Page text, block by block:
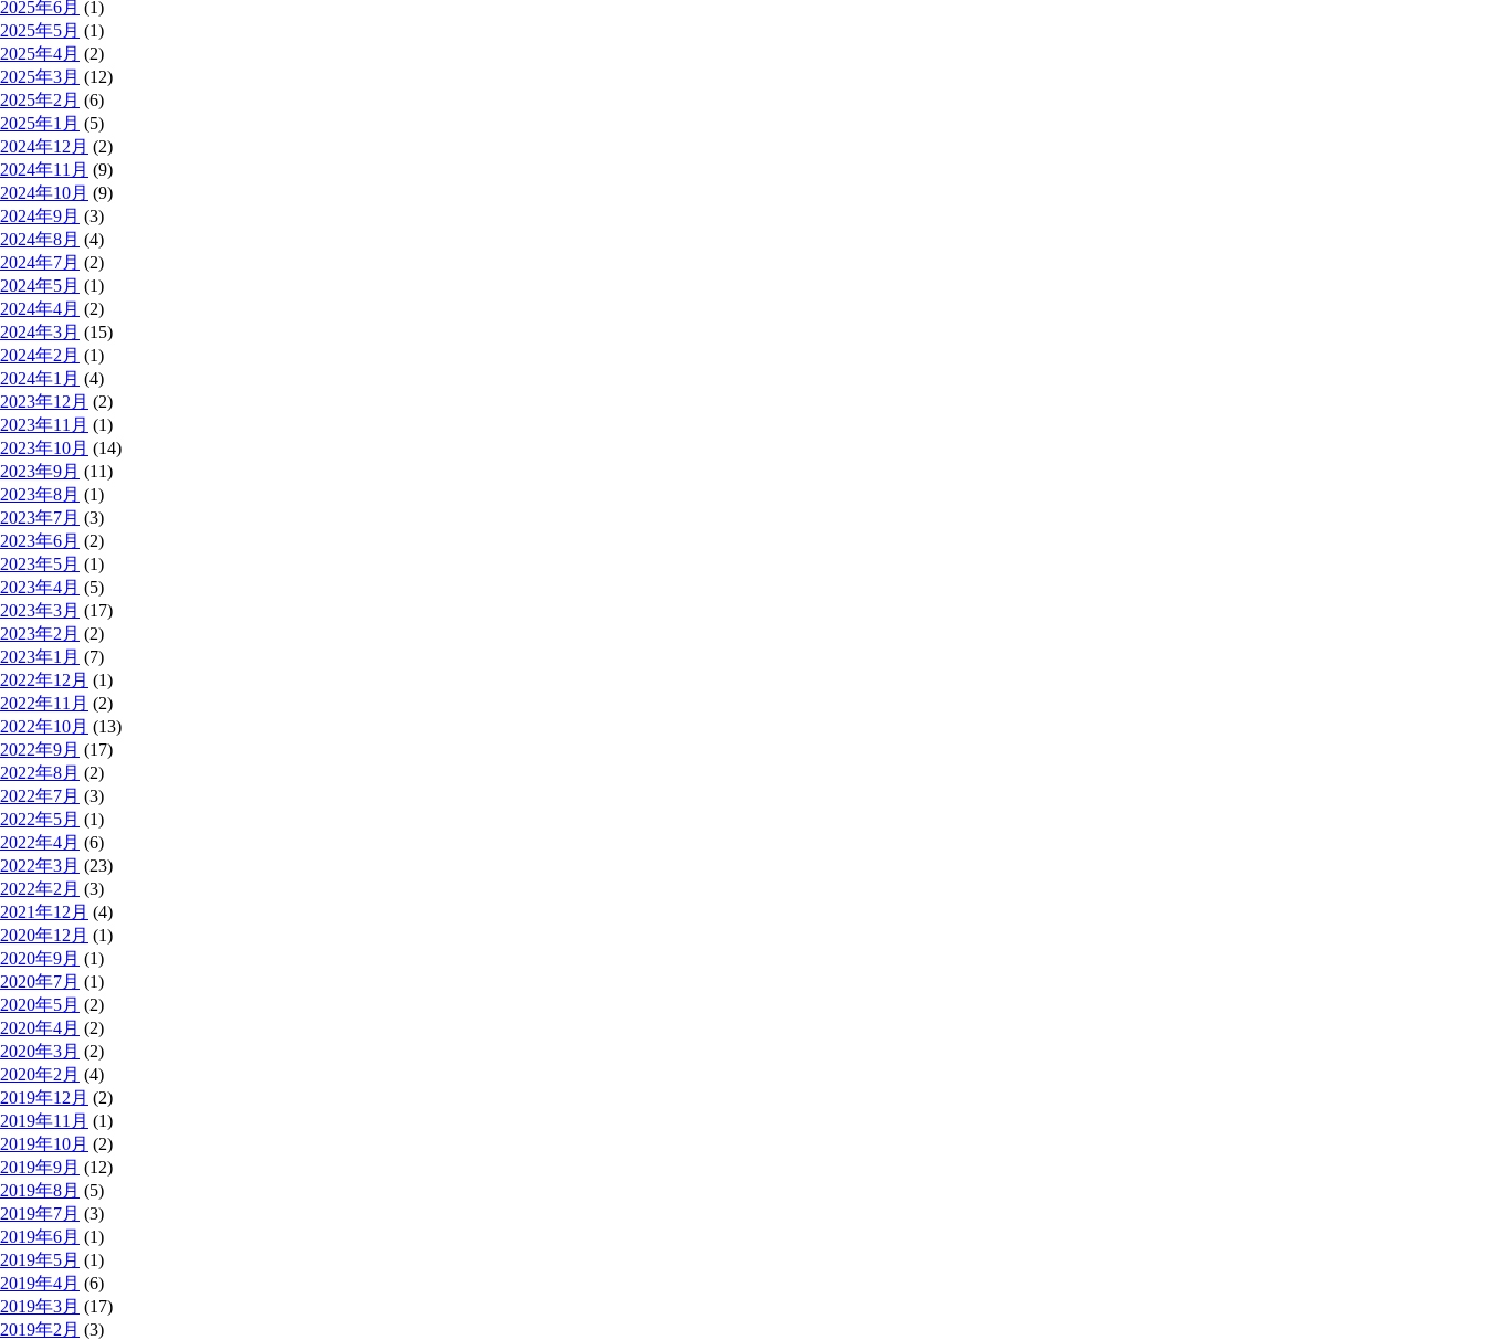
2025年6月 (1)
2025年5月 (1)
2025年4月 (2)
2025年3月 (12)
2025年2月 (6)
2025年1月 (5)
2024年12月 (2)
2024年11月 (9)
2024年10月 (9)
2024年9月 (3)
2024年8月 (4)
2024年7月 (2)
2024年5月 (1)
2024年4月 (2)
2024年3月 (15)
2024年2月 (1)
2024年1月 (4)
2023年12月 (2)
2023年11月 (1)
2023年10月 (14)
2023年9月 (11)
2023年8月 (1)
2023年7月 (3)
2023年6月 (2)
2023年5月 (1)
2023年4月 (5)
2023年3月 (17)
2023年2月 (2)
2023年1月 (7)
2022年12月 (1)
2022年11月 (2)
2022年10月 (13)
2022年9月 (17)
2022年8月 (2)
2022年7月 (3)
2022年5月 (1)
2022年4月 (6)
2022年3月 (23)
2022年2月 (3)
2021年12月 (4)
2020年12月 (1)
2020年9月 (1)
2020年7月 (1)
2020年5月 (2)
2020年4月 (2)
2020年3月 (2)
2020年2月 (4)
2019年12月 (2)
2019年11月 (1)
2019年10月 (2)
2019年9月 (12)
2019年8月 (5)
2019年7月 (3)
2019年6月 (1)
2019年5月 (1)
2019年4月 (6)
2019年3月 (17)
2019年2月 (3)